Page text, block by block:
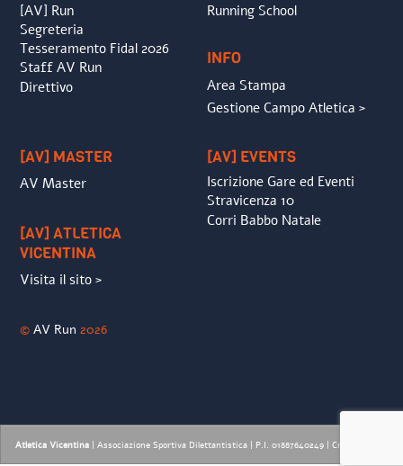
[AV] Run
Segreteria
Tesseramento Fidal 2026
Staff AV Run
Direttivo
Running School
INFO
Area Stampa
Gestione Campo Atletica >
[AV] MASTER
AV Master
[AV] ATLETICA
VICENTINA
Visita il sito >
[AV] EVENTS
Iscrizione Gare ed Eventi
Stravicenza 10
Corri Babbo Natale
©AV Run 2026
Atletica Vicentina | Associazione Sportiva Dilettantistica | P.I. 01887640249 | Credits